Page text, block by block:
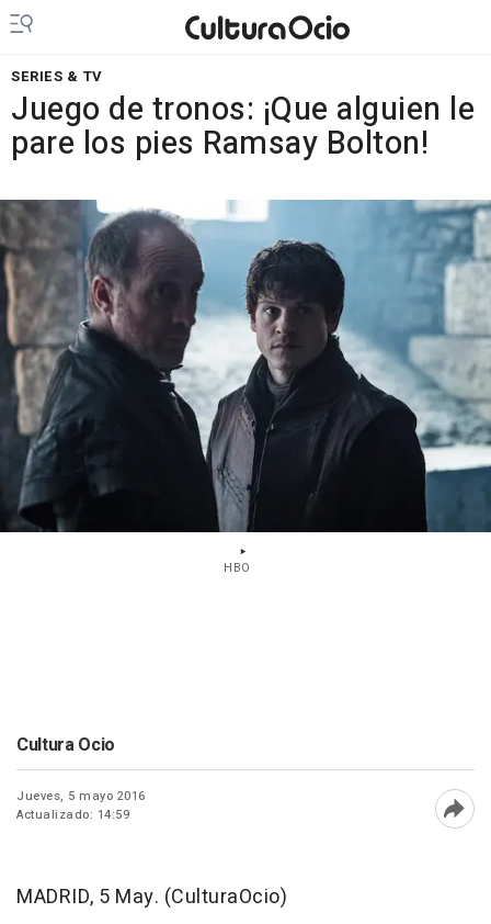
SERIES & TV
Juego de tronos: ¡Que alguien le
pare los pies Ramsay Bolton!
HBO
Cultura Ocio
Jueves, 5 mayo 2016
Actualizado: 14:59
MADRID, 5 May. (CulturaOcio)